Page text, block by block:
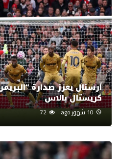
أرسنال يعزز صدارة
كريستال بالاس
10 شهور ago 72